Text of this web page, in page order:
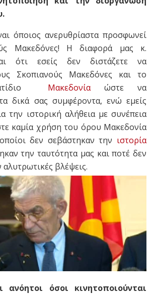
όποιος ανερυθρίαστα προσφωνεί
Μακεδόνες! Η διαφορά μας κ.
ότι εσείς δεν διστάζετε να
Σκοπιανούς Μακεδόνες και το
Μακεδονίαώστε να
δικά σας συμφέροντα, ενώ εμείς
την ιστορική αλήθεια με συνέπεια
καμία χρήση του όρου Μακεδονία
δεν σεβάστηκαν την ιστορία
την ταυτότητα μας και ποτέ δεν
βλέψεις.
ανόητοι όσοι κινητοποιούνται